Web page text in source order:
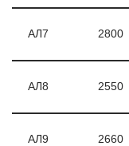
АЛ7 2800
АЛ8 2550
АЛ9 2660